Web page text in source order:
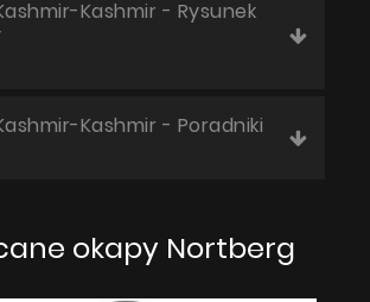
Kashmir - Rysunek
Kashmir - Poradniki
okapy Nortberg